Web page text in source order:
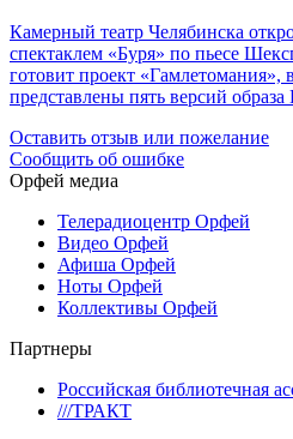
Камерный театр Челябинска
спектаклем «Буря» по пьесе
готовит проект «Гамлетомания»,
представлены пять версий образа
Оставить отзыв или пожелание
Сообщить об ошибке
Орфей медиа
Телерадиоцентр Орфей
Видео Орфей
Афиша Орфей
Ноты Орфей
Коллективы Орфей
Партнеры
Российская библиотечная
///ТРАКТ